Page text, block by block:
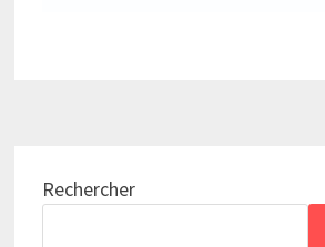
Rechercher